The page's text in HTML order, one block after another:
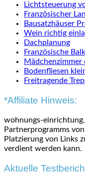
Lichtsteuerung
Französischer
Bausatzhäuser
Wein richtig
Dachplanung
Französische
Mädchenzimmer
Bodenfliesen
Freitragende
*Affiliate Hinweis:
wohnungs-
Partnerprogramms
Platzierung von Links
verdient werden kann.
Aktuelle